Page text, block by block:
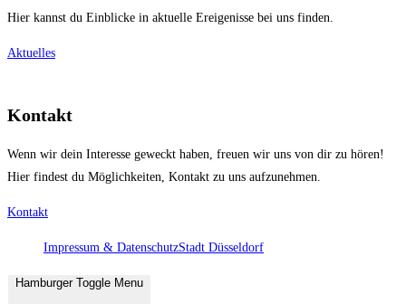
Hier kannst du Einblicke in aktuelle Ereigenisse bei uns finden.
Aktuelles
Kontakt
Wenn wir dein Interesse geweckt haben, freuen wir uns von dir zu hören!
Hier findest du Möglichkeiten, Kontakt zu uns aufzunehmen.
Kontakt
Impressum & DatenschutzStadt Düsseldorf
Hamburger Toggle Menu